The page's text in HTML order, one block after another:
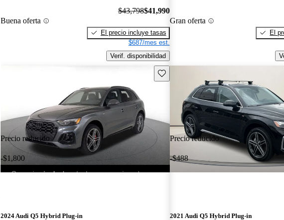
Buena oferta
$43,798$41,990
El precio incluye tasas
$687/mes est.
Verif. disponibilidad
Gran oferta
El
Precio reducido
-$1,800
Guarda este Aviso
2024 Audi Q5 Hybrid Plug-in
Precio reducido
-$488
2021 Audi Q5 Hybrid Plug-in